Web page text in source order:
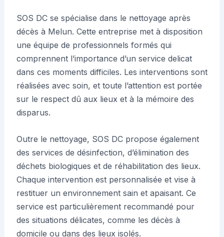
SOS DC se spécialise dans le nettoyage après
décès à Melun. Cette entreprise met à disposition
une équipe de professionnels formés qui
comprennent l’importance d’un service delicat
dans ces moments difficiles. Les interventions sont
réalisées avec soin, et toute l’attention est portée
sur le respect dû aux lieux et à la mémoire des
disparus.
Outre le nettoyage, SOS DC propose également
des services de désinfection, d’élimination des
déchets biologiques et de réhabilitation des lieux.
Chaque intervention est personnalisée et vise à
restituer un environnement sain et apaisant. Ce
service est particulièrement recommandé pour
des situations délicates, comme les décès à
domicile ou dans des lieux isolés.